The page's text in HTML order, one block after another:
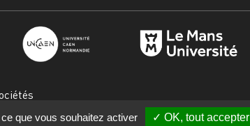
que vous souhaitez activer OK, tout accepter